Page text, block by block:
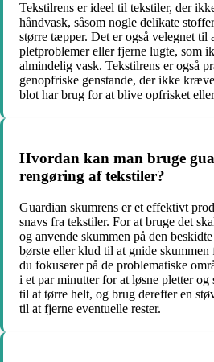
Tekstilrens er ideel til tekstiler, der
håndvask, såsom nogle delikate
større tæpper. Det er også velegnet til
pletproblemer eller fjerne lugte, som
almindelig vask. Tekstilrens er også
genopfriske genstande, der ikke
blot har brug for at blive opfrisket
Hvordan kan man bruge
rengøring af tekstiler?
Guardian skumrens er et effektivt
snavs fra tekstiler. For at bruge det
og anvende skummen på den
børste eller klud til at gnide
du fokuserer på de problematiske
i et par minutter for at løsne pletter
til at tørre helt, og brug derefter en
til at fjerne eventuelle rester.